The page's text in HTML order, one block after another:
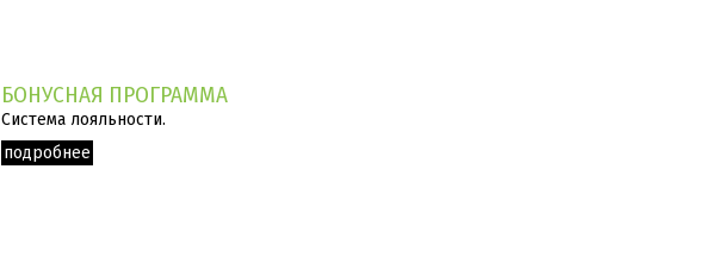
БОНУСНАЯ ПРОГРАММА
Система лояльности.
подробнее